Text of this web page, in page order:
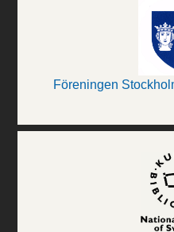
Föreningen